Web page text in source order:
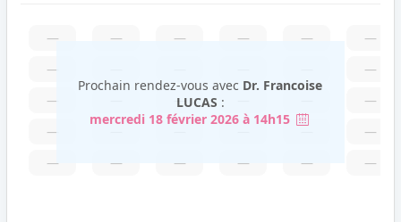
—
—
—
—
—
—
—
—
—
—
—
—
—
—
—
—
—
—
—
Prochain rendez-vous avec Dr. Francoise
LUCAS :
mercredi 18 février 2026 à 14h15